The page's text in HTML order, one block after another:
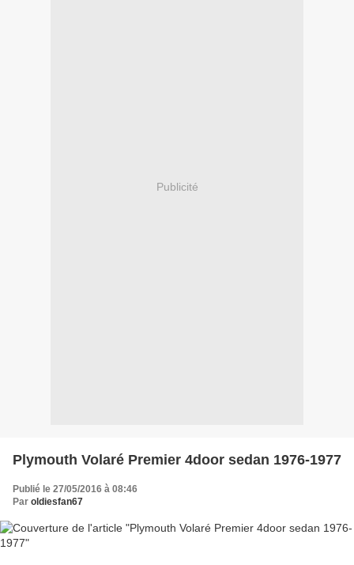
Publicité
Plymouth Volaré Premier 4door sedan 1976-1977
Publié le 27/05/2016 à 08:46
Par oldiesfan67